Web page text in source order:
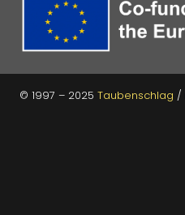
© 1997 – 2025 Taubenschlag /